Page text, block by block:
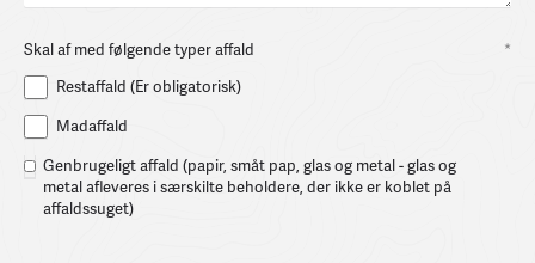
Skal af med følgende typer affald
*
Restaffald (Er obligatorisk)
Madaffald
Genbrugeligt affald (papir, småt pap, glas og metal - glas og
metal afleveres i særskilte beholdere, der ikke er koblet på
affaldssuget)